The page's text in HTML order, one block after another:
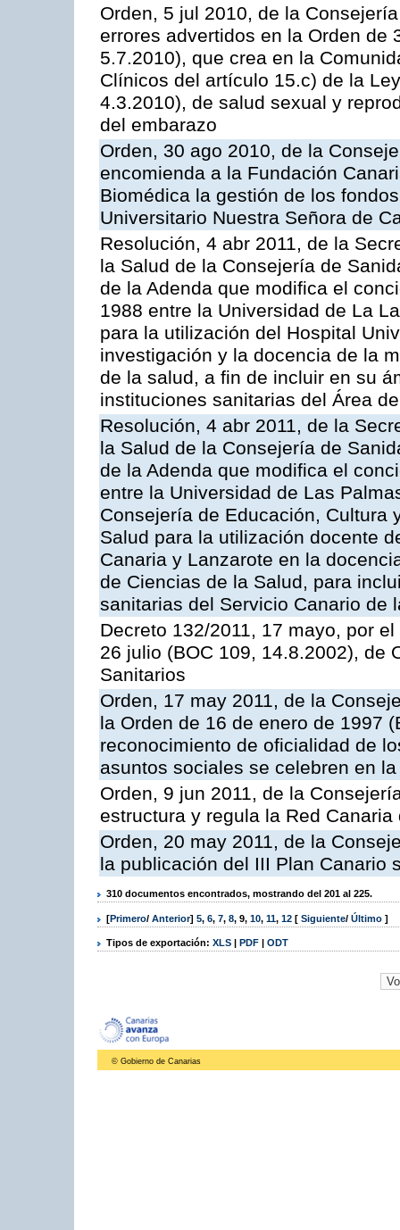
Orden, 5 jul 2010, de la
errores advertidos en la Orden de
5.7.2010), que crea en la
Clínicos del artículo 15.c) de la
4.3.2010), de salud sexual y
del embarazo
Orden, 30 ago 2010, de la
encomienda a la Fundación
Biomédica la gestión de los
Universitario Nuestra Señora de
Resolución, 4 abr 2011, de la
la Salud de la Consejería de
de la Adenda que modifica el
1988 entre la Universidad de La
para la utilización del Hospital
investigación y la docencia de la
de la salud, a fin de incluir en su
instituciones sanitarias del Área
Resolución, 4 abr 2011, de la
la Salud de la Consejería de
de la Adenda que modifica el
entre la Universidad de Las
Consejería de Educación, Cultura
Salud para la utilización docente
Canaria y Lanzarote en la
de Ciencias de la Salud, para
sanitarias del Servicio Canario de
Decreto 132/2011, 17 mayo, por
26 julio (BOC 109, 14.8.2002), de
Sanitarios
Orden, 17 may 2011, de la
la Orden de 16 de enero de 1997
reconocimiento de oficialidad de
asuntos sociales se celebren en
Orden, 9 jun 2011, de la
estructura y regula la Red
Orden, 20 may 2011, de la
la publicación del III Plan Canario
310 documentos encontrados, mostrando del 201 al 225.
[Primero/ Anterior] 5, 6, 7, 8, 9, 10, 11, 12 [ Siguiente/ Último ]
Tipos de exportación: XLS | PDF | ODT
© Gobierno de Canarias